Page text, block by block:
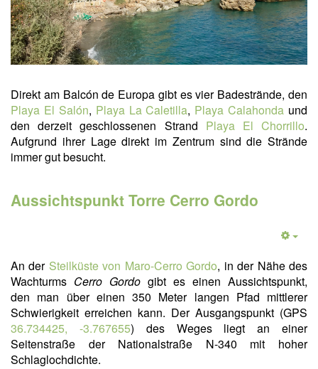
Direkt am Balcón de Europa gibt es vier Badestrände, den
Playa El Salón, Playa La Caletilla, Playa Calahonda und
den derzeit geschlossenen Strand Playa El Chorrillo.
Aufgrund ihrer Lage direkt im Zentrum sind die Strände
immer gut besucht.
Aussichtspunkt Torre Cerro Gordo
An der Steilküste von Maro-Cerro Gordo, in der Nähe des
Wachturms Cerro Gordo gibt es einen Aussichtspunkt,
den man über einen 350 Meter langen Pfad mittlerer
Schwierigkeit erreichen kann. Der Ausgangspunkt (GPS
36.734425, -3.767655) des Weges liegt an einer
Seitenstraße der Nationalstraße N-340 mit hoher
Schlaglochdichte.